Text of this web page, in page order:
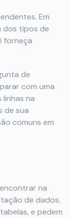
Em
dos tipos de
forneça
de
com uma
na
de sua
comuns em
na
de dados.
e pedem